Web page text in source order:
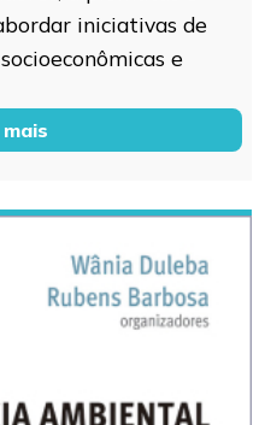
iniciativas de
e